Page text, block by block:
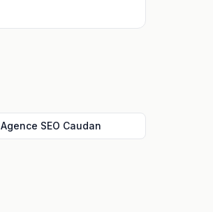
Agence SEO Caudan